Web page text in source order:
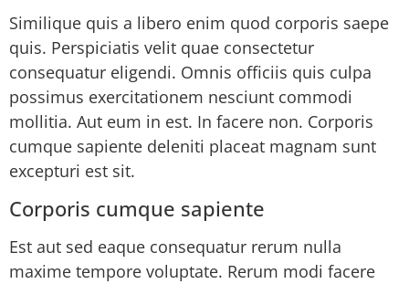
Similique quis a libero enim quod corporis saepe
quis. Perspiciatis velit quae consectetur
consequatur eligendi. Omnis officiis quis culpa
possimus exercitationem nesciunt commodi
mollitia. Aut eum in est. In facere non. Corporis
cumque sapiente deleniti placeat magnam sunt
excepturi est sit.
Corporis cumque sapiente
Est aut sed eaque consequatur rerum nulla
maxime tempore voluptate. Rerum modi facere